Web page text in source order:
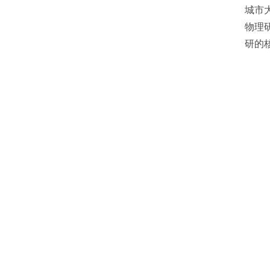
城市
物理
研的